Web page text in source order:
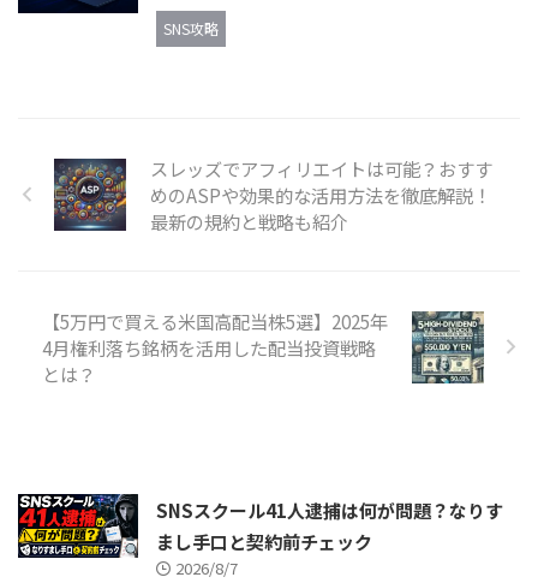
SNS攻略
スレッズでアフィリエイトは可能？おすす
めのASPや効果的な活用方法を徹底解説！
最新の規約と戦略も紹介
【5万円で買える米国高配当株5選】2025年
4月権利落ち銘柄を活用した配当投資戦略
とは？
SNSスクール41人逮捕は何が問題？なりす
まし手口と契約前チェック
2026/8/7